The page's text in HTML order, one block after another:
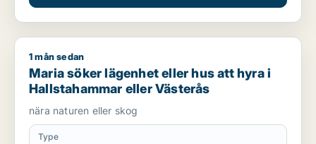
Maria söker lägenhet eller hus att hyra i Hallstahammar eller
1 mån sedan
Maria söker lägenhet eller hus att hyra i
Hallstahammar eller Västerås
nära naturen eller skog
Type